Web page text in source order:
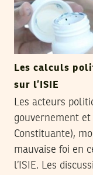
Les calculs
sur l’ISIE
Les acteurs
gouvernement et
Constituante),
mauvaise foi en
l’ISIE. Les